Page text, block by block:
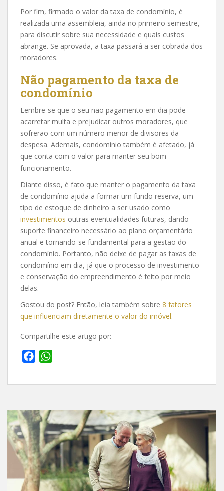
Por fim, firmado o valor da taxa de condomínio, é
realizada uma assembleia, ainda no primeiro semestre,
para discutir sobre sua necessidade e quais custos
abrange. Se aprovada, a taxa passará a ser cobrada dos
moradores.
Não pagamento da taxa de
condomínio
Lembre-se que o seu não pagamento em dia pode
acarretar multa e prejudicar outros moradores, que
sofrerão com um número menor de divisores da
despesa. Ademais, condomínio também é afetado, já
que conta com o valor para manter seu bom
funcionamento.
Diante disso, é fato que manter o pagamento da taxa
de condomínio ajuda a formar um fundo reserva, um
tipo de estoque de dinheiro a ser usado como
investimentos outras eventualidades futuras, dando
suporte financeiro necessário ao plano orçamentário
anual e tornando-se fundamental para a gestão do
condomínio. Portanto, não deixe de pagar as taxas de
condomínio em dia, já que o processo de investimento
e conservação do empreendimento é feito por meio
delas.
Gostou do post? Então, leia também sobre 8 fatores
que influenciam diretamente o valor do imóvel.
Compartilhe este artigo por:
c
b
o
o
k
a
s
A
p
p